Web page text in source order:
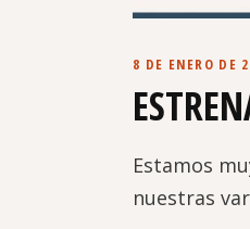
8 DE ENERO DE
Estamos
nuestras